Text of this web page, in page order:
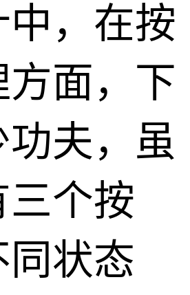
，在按
面，下
夫，虽
个按
状态